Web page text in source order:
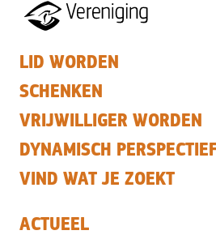
LID WORDEN
SCHENKEN
VRIJWILLIGER WORDEN
DYNAMISCH
VIND WAT JE ZOEKT
ACTUEEL